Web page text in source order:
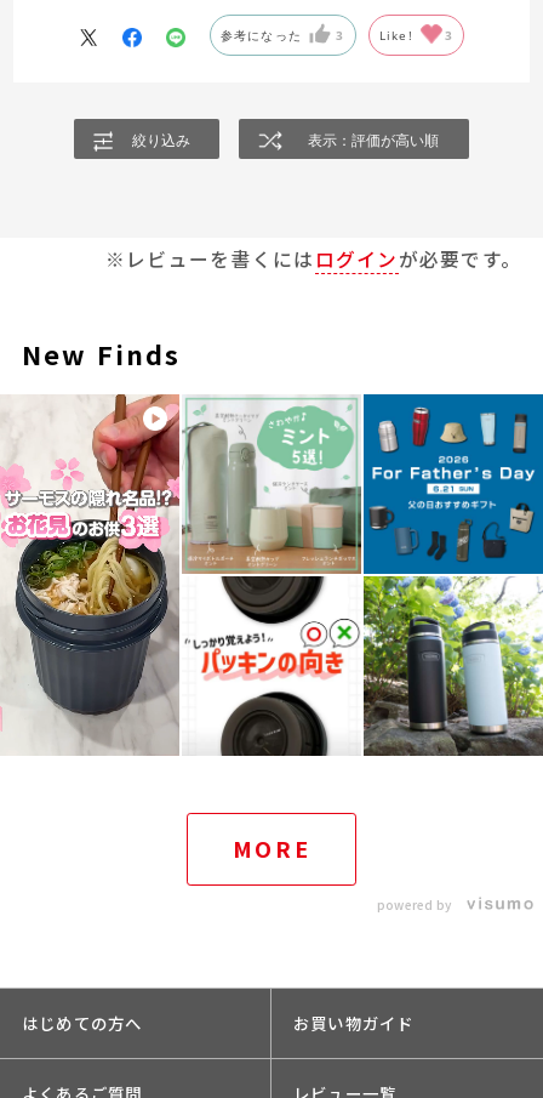
参考になった 3 Like! 3
絞り込み 表示：評価が高い順
※レビューを書くには ログインが必要です。
New Finds
MORE
powered by
はじめての方へ お買い物ガイド